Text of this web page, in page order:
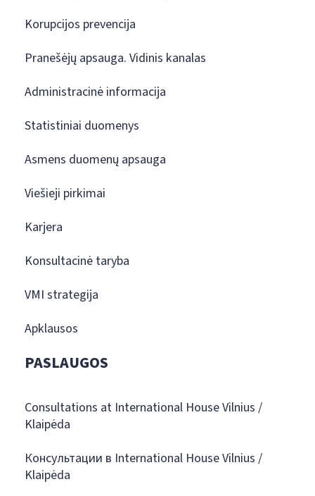
Korupcijos prevencija
Pranešėjų apsauga. Vidinis kanalas
Administracinė informacija
Statistiniai duomenys
Asmens duomenų apsauga
Viešieji pirkimai
Karjera
Konsultacinė taryba
VMI strategija
Apklausos
PASLAUGOS
Consultations at International House Vilnius /
Klaipėda
Консультации в International House Vilnius /
Klaipėda